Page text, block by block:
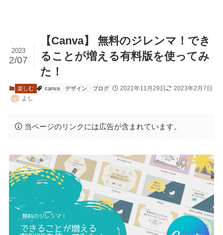
【Canva】 無料のジレンマ！でき
ることが増える有料版を使ってみ
た！
2023
2/07
楽しむ canva デザイン ブログ 2021年11月29日
2023年2月7日
よし
当ページのリンクには広告が含まれています。